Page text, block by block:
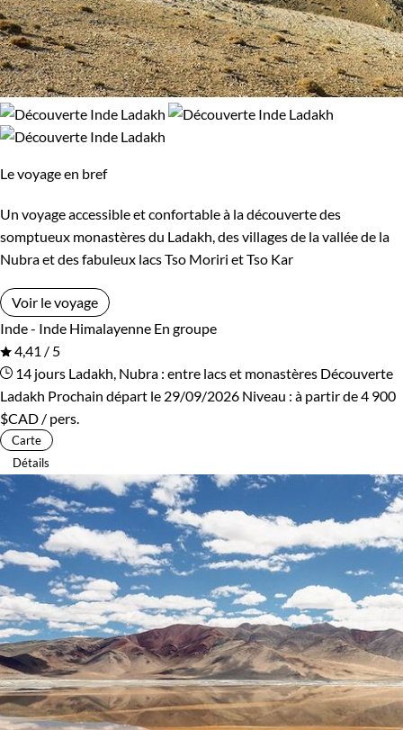
Bivouac, sous tente Standard
Environnement
Montagne
Le voyage en bref
Un voyage accessible et confortable à la découverte des
somptueux monastères du Ladakh, des villages de la vallée de la
Nubra et des fabuleux lacs Tso Moriri et Tso Kar
Voir le voyage
Inde - Inde Himalayenne En groupe
4,41 / 5
14 jours Ladakh, Nubra : entre lacs et monastères Découverte
Ladakh Prochain départ le 29/09/2026 Niveau : à partir de4 900
$CAD / pers.
Carte
Détails